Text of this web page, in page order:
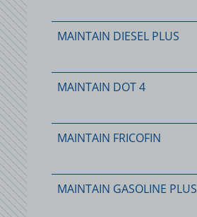
MAINTAIN DIESEL PLUS
MAINTAIN DOT 4
MAINTAIN FRICOFIN
MAINTAIN GASOLINE PLUS